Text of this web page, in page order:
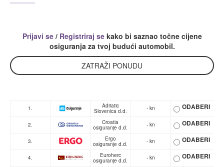
Prijavi se/ Registriraj sekako bi saznao točne cijene
osiguranja za tvoj budući automobil.
ZATRAŽI PONUDU
1. Adriatic
Slovenica d.d. - kn ODABERI
2. Croatia
osiguranje d.d. - kn ODABERI
3. Ergo
osiguranje d.d. - kn ODABERI
4. Euroherc
osiguranje d.d. - kn ODABERI